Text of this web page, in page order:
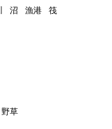
沼 漁港
筏
野草